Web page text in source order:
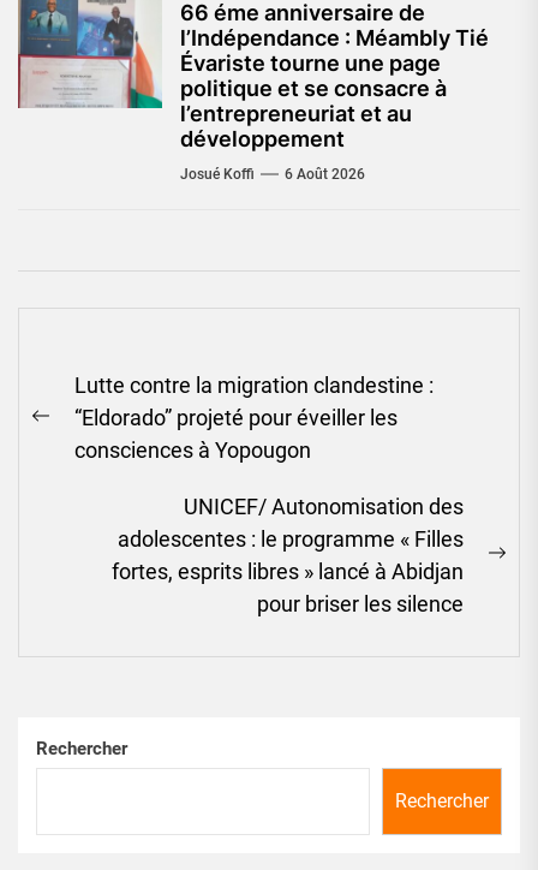
66 éme anniversaire de
l’Indépendance : Méambly Tié
Évariste tourne une page
politique et se consacre à
l’entrepreneuriat et au
développement
Josué Koffi 6 Août 2026
de
l’article
Previous
post:
Lutte contre la migration clandestine :
“Eldorado” projeté pour éveiller les
consciences à Yopougon
UNICEF/ Autonomisation des
adolescentes : le programme « Filles
fortes, esprits libres » lancé à Abidjan
pour briser les silence
Rechercher
Rechercher